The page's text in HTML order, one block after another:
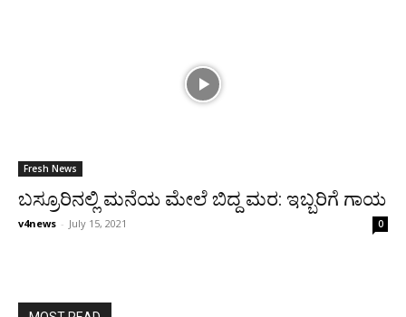
Fresh News
ಬಸ್ರೂರಿನಲ್ಲಿ ಮನೆಯ ಮೇಲೆ ಬಿದ್ದ ಮರ: ಇಬ್ಬರಿಗೆ ಗಾಯ
v4news - July 15, 2021 0